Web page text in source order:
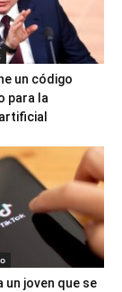
un código
para la
un joven que se